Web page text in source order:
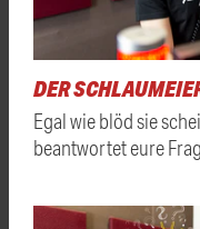
DER
Egal wie blöd sie
beantwortet eure